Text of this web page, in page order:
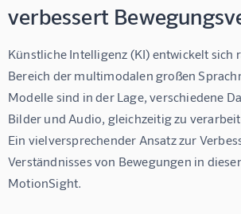
verbessert
Künstliche Intelligenz (KI) entwickelt sich
Bereich der multimodalen großen
Modelle sind in der Lage, verschiedene
Bilder und Audio, gleichzeitig zu
Ein vielversprechender Ansatz zur
Verständnisses von Bewegungen in
MotionSight.